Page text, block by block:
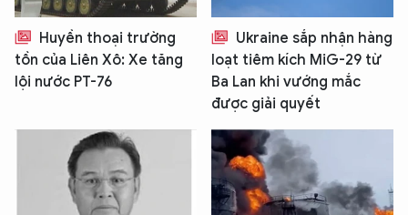
Huyền thoại trường
tồn của Liên Xô: Xe tăng
lội nước PT-76
Ukraine sắp nhận hàng
loạt tiêm kích MiG-29 từ
Ba Lan khi vướng mắc
được giải quyết